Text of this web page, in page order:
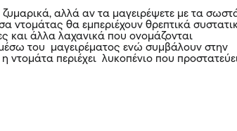
αλλά αν τα μαγειρέψετε με τα
ντομάτας θα εμπεριέχουν θρεπτικά
και άλλα λαχανικά που ονομάζονται
του μαγειρέματος ενώ συμβάλουν στην
ντομάτα περιέχει λυκοπένιο που